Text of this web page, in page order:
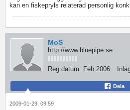
kan en fiskepryls relaterad personlig
MoS
http://www.bluepipe.se
Reg.datum: Feb 2006
Dela
2009-01-29, 09:59